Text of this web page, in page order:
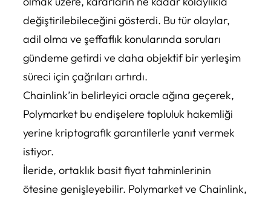
değiştirilebileceğini gösterdi. Bu tür olaylar,
adil olma ve şeffaflık konularında soruları
gündeme getirdi ve daha objektif bir yerleşim
süreci için çağrıları artırdı.
Chainlink’in belirleyici oracle ağına geçerek,
Polymarket bu endişelere topluluk hakemliği
yerine kriptografik garantilerle yanıt vermek
istiyor.
İleride, ortaklık basit fiyat tahminlerinin
ötesine genişleyebilir. Polymarket ve Chainlink,